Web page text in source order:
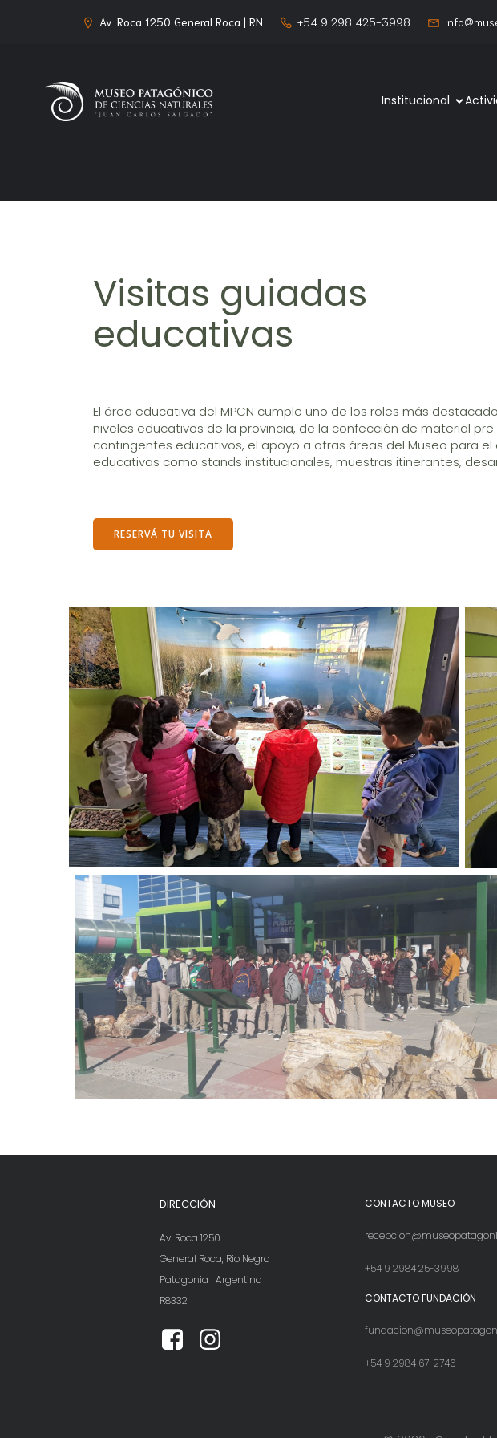
Av. Roca 1250 General Roca | RN +54 9 298 425-3998
Institucional
Visitas guiadas
educativas
El área educativa del MPCN cumple uno de los roles más
niveles educativos de la provincia, de la confección de material
contingentes educativos, el apoyo a otras áreas del Museo para
educativas como stands institucionales, muestras itinerantes,
RESERVÁ TU VISITA
DIRECCIÓN
Av. Roca 1250
General Roca, Rio Negro
Patagonia | Argentina
R8332
CONTACTO MUSEO
+54 9 2984 25-3998
CONTACTO FUNDACIÓN
+54 9 2984 67-2746